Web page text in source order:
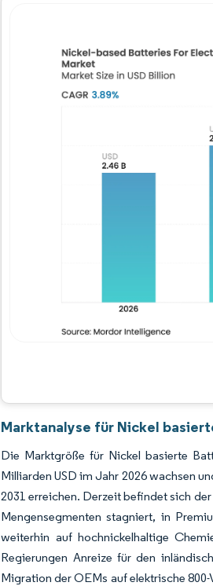
Bild ©
Marktanalyse für Nickel
Die Marktgröße für Nickel basierte
Milliarden USD im Jahr 2026 wachsen
2031 erreichen. Derzeit befindet sich
Mengensegmenten stagniert, in
weiterhin auf hochnickelhaltige
Regierungen Anreize für den
Migration der OEMs auf elektrische